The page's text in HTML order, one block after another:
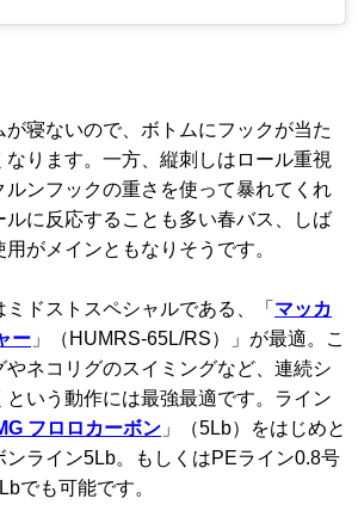
が寝ないので、ボトムにフックが当た
なります。一方、縦刺しはロール重視
ルンフックの重さを使って暴れてくれ
ルに反応することも多い春バス、しば
がメインともなりそうです。
ドストスペシャルである、「 マッカ
ー 」（HUMRS-65L/RS）」が最適。こ
ネコリグのスイミングなど、連続シ
という動作には最強最適です。ライン
フロロカーボン 」（5Lb）をはじめと
ンライン5Lb。もしくはPEライン0.8号
でも可能です。